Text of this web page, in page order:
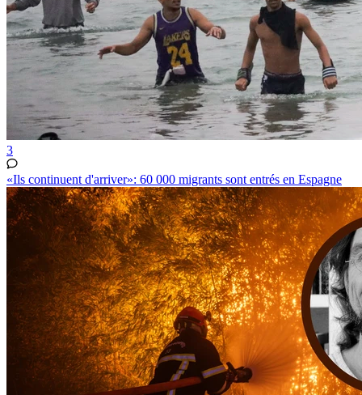
3
«Ils continuent d'arriver»: 60 000 migrants sont entrés en Espagne